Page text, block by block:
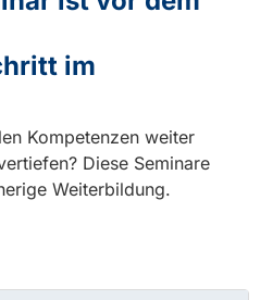
im
Kompetenzen weiter
Diese Seminare
Weiterbildung.